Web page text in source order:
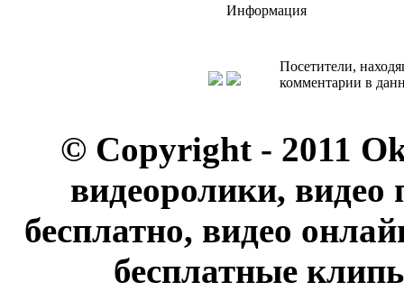
Информация
Посетители,
комментарии в
© Copyright - 2011
видеоролики, видео
бесплатно, видео
бесплатные